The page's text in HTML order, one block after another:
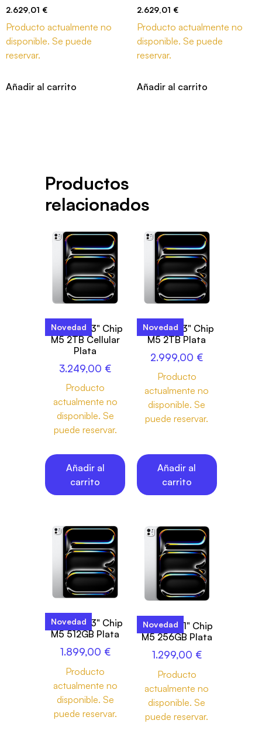
2.629,01 €
Producto actualmente no
disponible. Se puede
reservar.
Añadir al carrito
2.629,01 €
Producto actualmente no
disponible. Se puede
reservar.
Añadir al carrito
Productos
relacionados
Novedad
iPad Pro 13" Chip
M5 2TB Cellular
Plata
3.249,00 €
Producto
actualmente no
disponible. Se
puede reservar.
Añadir al
carrito
Novedad
iPad Pro 13" Chip
M5 2TB Plata
2.999,00 €
Producto
actualmente no
disponible. Se
puede reservar.
Añadir al
carrito
Novedad
iPad Pro 13" Chip
M5 512GB Plata
1.899,00 €
Producto
actualmente no
disponible. Se
puede reservar.
Novedad
iPad Pro 11" Chip
M5 256GB Plata
1.299,00 €
Producto
actualmente no
disponible. Se
puede reservar.